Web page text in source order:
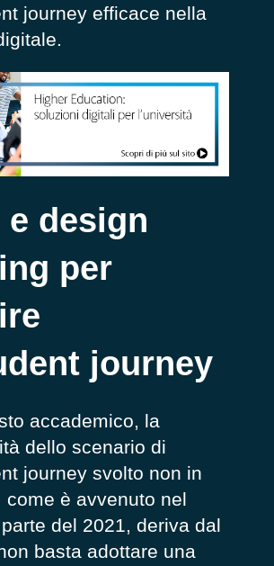
journey efficace nella
design
per
journey
accademico, la
dello scenario di
journey svolto non in
come è avvenuto nel
del 2021, deriva dal
basta adottare una